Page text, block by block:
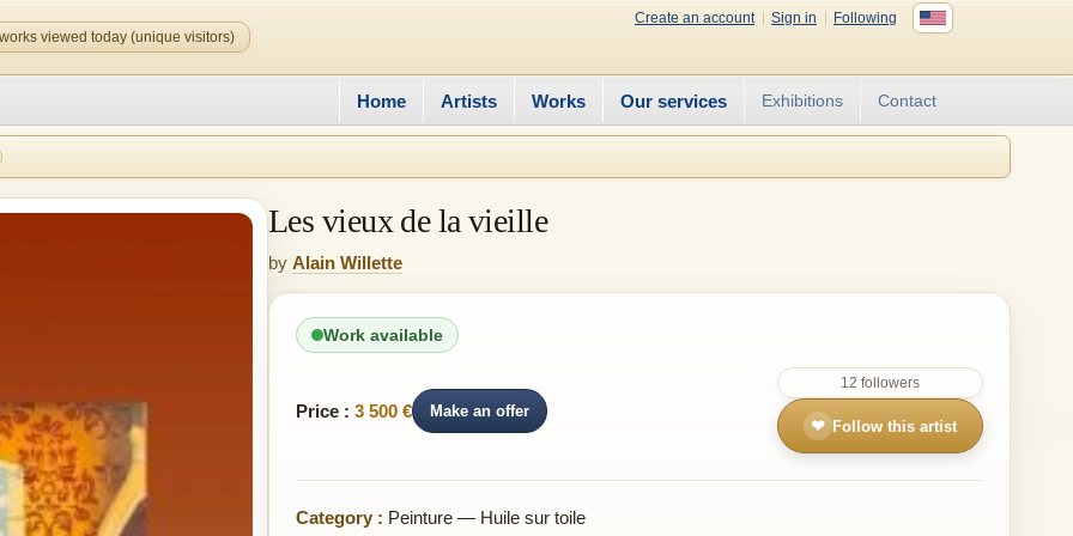
Create an account Sign in
Following
viewed today (unique visitors)
Home Artists Works Our services Exhibitions Contact
Les vieux de la vieille
by Alain Willette
Work available
Price : 3 500 € Make an offer
12 followers
❤ Follow this artist
Category : Peinture — Huile sur toile